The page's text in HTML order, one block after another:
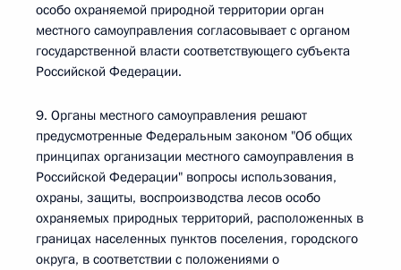
особо охраняемой природной территории орган
местного самоуправления согласовывает с органом
государственной власти соответствующего субъекта
Российской Федерации.
9. Органы местного самоуправления решают
предусмотренные Федеральным законом "Об общих
принципах организации местного самоуправления в
Российской Федерации" вопросы использования,
охраны, защиты, воспроизводства лесов особо
охраняемых природных территорий, расположенных в
границах населенных пунктов поселения, городского
округа, в соответствии с положениями о